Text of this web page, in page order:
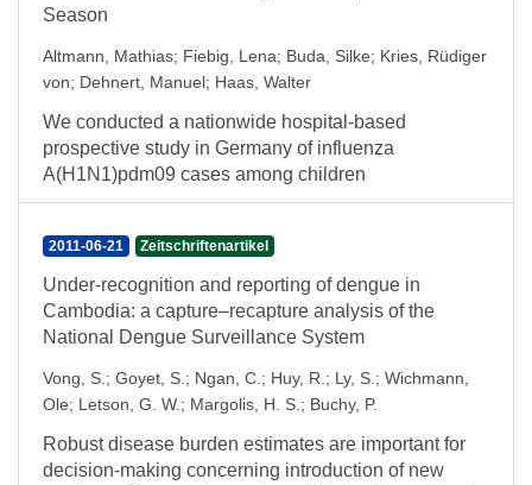
Season
Altmann, Mathias; Fiebig, Lena; Buda, Silke; Kries, Rüdiger
von; Dehnert, Manuel; Haas, Walter
We conducted a nationwide hospital-based
prospective study in Germany of influenza
A(H1N1)pdm09 cases among children
2011-06-21 Zeitschriftenartikel
Under-recognition and reporting of dengue in
Cambodia: a capture–recapture analysis of the
National Dengue Surveillance System
Vong, S. ; Goyet, S. ; Ngan, C. ; Huy, R. ; Ly, S. ; Wichmann,
Ole; Letson, G. W. ; Margolis, H. S. ; Buchy, P.
Robust disease burden estimates are important for
decision-making concerning introduction of new